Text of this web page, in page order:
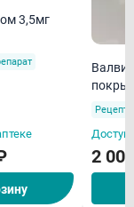
3,5мг
Валвир 500 мг
2